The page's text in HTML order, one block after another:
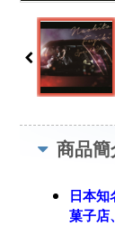
商品
日本
菓子店